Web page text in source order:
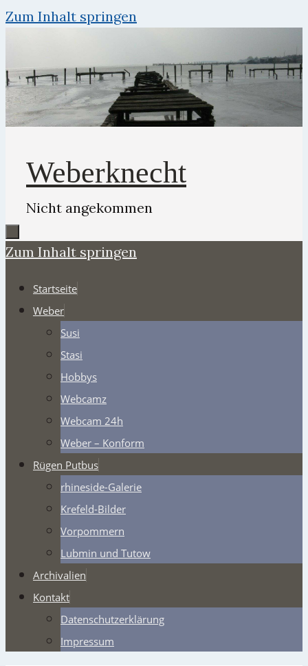
Zum Inhalt springen
Weberknecht
Nicht angekommen
Zum Inhalt springen
Startseite
Weber
Susi
Stasi
Hobbys
Webcamz
Webcam 24h
Weber – Konform
Rügen Putbus
rhineside-Galerie
Krefeld-Bilder
Vorpommern
Lubmin und Tutow
Archivalien
Kontakt
Datenschutzerklärung
Impressum